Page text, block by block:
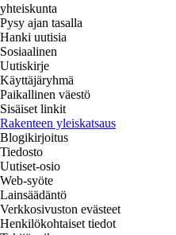
yhteiskunta
Pysy ajan tasalla
Hanki uutisia
Sosiaalinen
Uutiskirje
Käyttäjäryhmä
Paikallinen väestö
Sisäiset linkit
Rakenteen yleiskatsaus
Blogikirjoitus
Tiedosto
Uutiset-osio
Web-syöte
Lainsäädäntö
Verkkosivuston evästeet
Henkilökohtaiset tiedot